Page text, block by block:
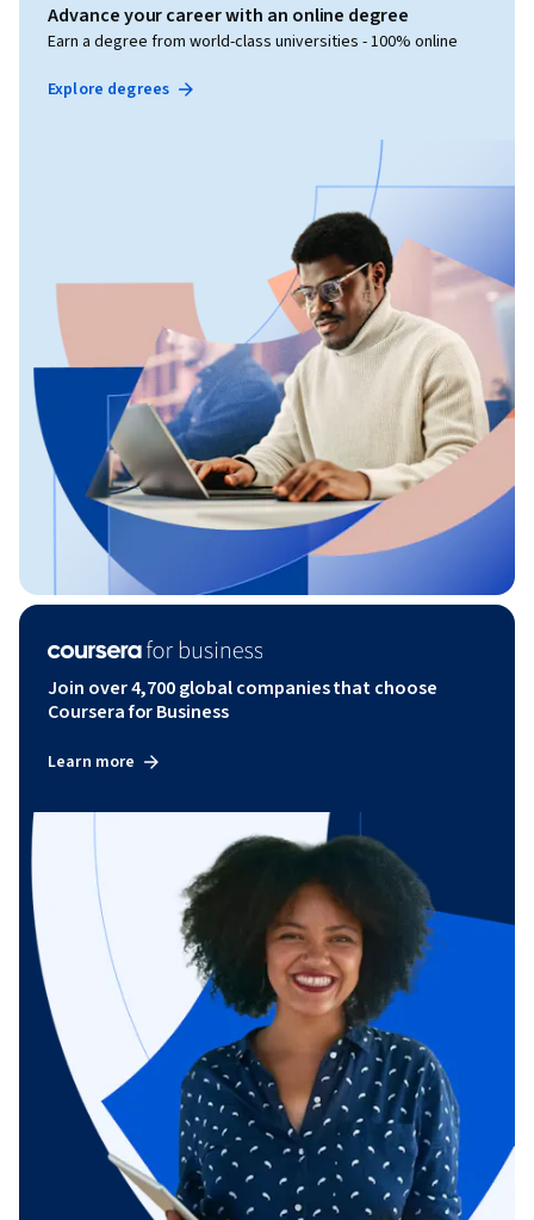
Advance your career with an online degree
Earn a degree from world-class universities - 100% online
Explore degrees
Join over 4,700 global companies that choose
Coursera for Business
Learn more